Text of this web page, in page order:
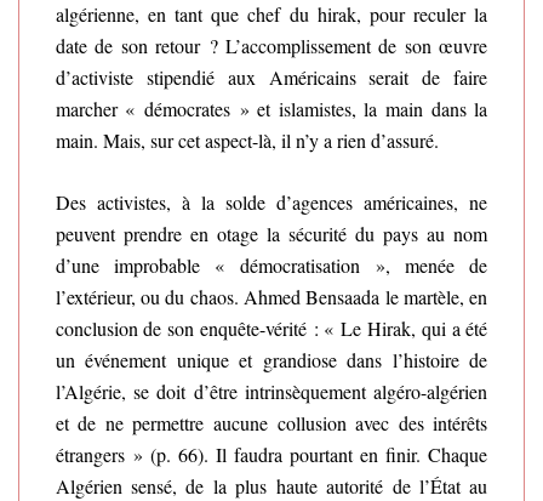
algérienne, en tant que chef du hirak, pour reculer la
date de son retour ? L’accomplissement de son œuvre
d’activiste stipendié aux Américains serait de faire
marcher « démocrates » et islamistes, la main dans la
main. Mais, sur cet aspect-là, il n’y a rien d’assuré.
Des activistes, à la solde d’agences américaines, ne
peuvent prendre en otage la sécurité du pays au nom
d’une improbable « démocratisation », menée de
l’extérieur, ou du chaos. Ahmed Bensaada le martèle, en
conclusion de son enquête-vérité : « Le Hirak, qui a été
un événement unique et grandiose dans l’histoire de
l’Algérie, se doit d’être intrinsèquement algéro-algérien
et de ne permettre aucune collusion avec des intérêts
étrangers » (p. 66). Il faudra pourtant en finir. Chaque
Algérien sensé, de la plus haute autorité de l’État au